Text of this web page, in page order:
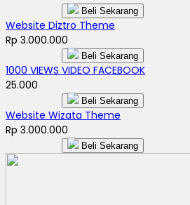
Beli Sekarang
Website Diztro Theme
Rp 3.000.000
Beli Sekarang
1000 VIEWS VIDEO FACEBOOK
25.000
Beli Sekarang
Website Wizata Theme
Rp 3.000.000
Beli Sekarang